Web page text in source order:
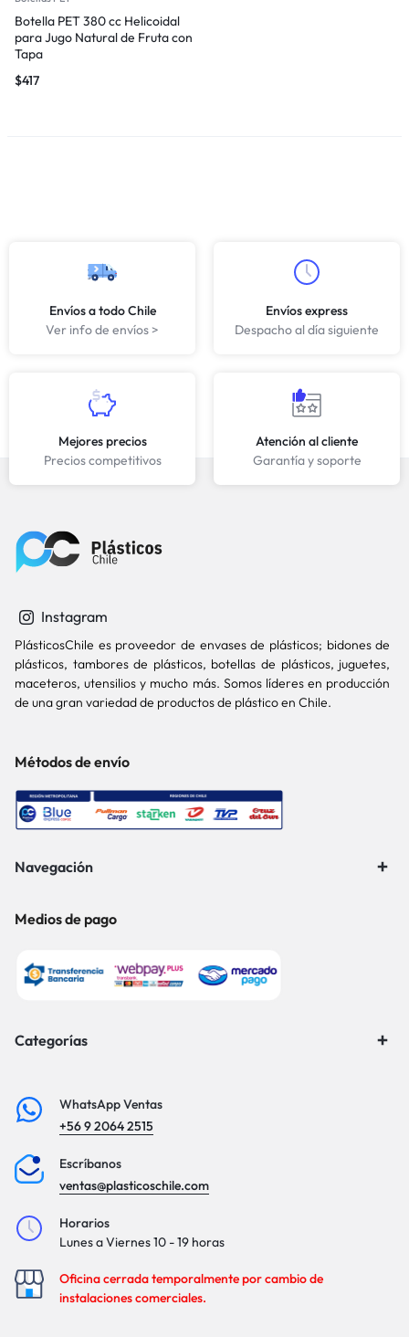
Botella PET 380 cc Helicoidal
para Jugo Natural de Fruta con
Tapa
$417
Envíos a todo Chile
Ver info de envíos >
Envíos express
Despacho al día siguiente
Mejores precios
Precios competitivos
Atención al cliente
Garantía y soporte
Instagram
PlásticosChile es proveedor de envases de plásticos; bidones de
plásticos, tambores de plásticos, botellas de plásticos, juguetes,
maceteros, utensilios y mucho más. Somos líderes en producción
de una gran variedad de productos de plástico en Chile.
Métodos de envío
Navegación
Medios de pago
Categorías
WhatsApp Ventas
+56 9 2064 2515
Escríbanos
ventas@plasticoschile.com
Horarios
Lunes a Viernes 10 - 19 horas
Oficina cerrada temporalmente por cambio de
instalaciones comerciales.